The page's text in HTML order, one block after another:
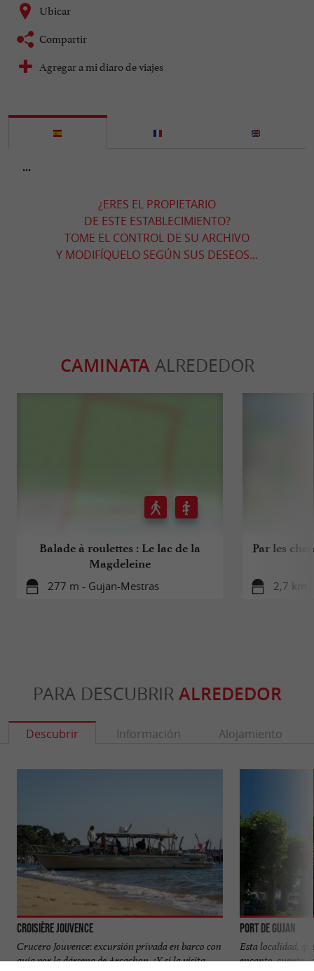
Ubicar
Compartir
Agregar a mi diaro de viajes
...
¿ERES EL PROPIETARIO
DE ESTE ESTABLECIMIENTO?
TOME EL CONTROL DE SU ARCHIVO
Y MODIFÍQUELO SEGÚN SUS DESEOS...
CAMINATAALREDEDOR
Balade à roulettes : Le lac de la
Magdeleine
277 m - Gujan-Mestras
Par les
2,7 km
PARA DESCUBRIR ALREDEDOR
Descubrir Información Alojamiento
Croisière Jouvence
Crucero Jouvence: excursión privada en barco con
guía por la dársena de Arcachon. ¿Y si la visita
Port de Gujan
Esta localidad,
encanto, cuenta